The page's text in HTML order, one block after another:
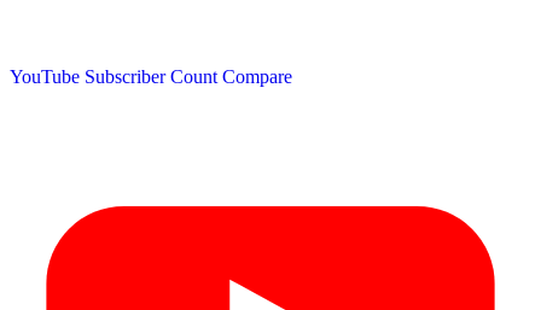
YouTube Subscriber Count Compare